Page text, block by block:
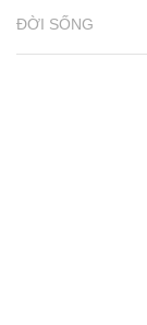
ĐỜI SỐNG